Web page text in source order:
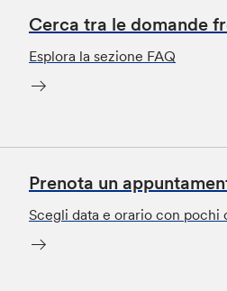
Cerca tra le domande
Esplora la sezione FAQ
Prenota un
Scegli data e orario con pochi